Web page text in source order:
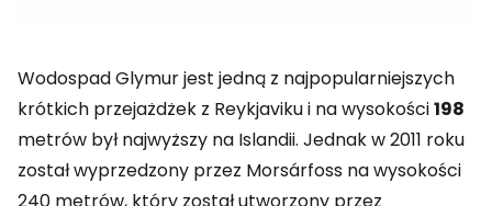
Wodospad Glymur jest jedną z najpopularniejszych
krótkich przejażdżek z Reykjaviku i na wysokości198
metrów był najwyższy na Islandii. Jednak w 2011 roku
został wyprzedzony przez Morsárfoss na wysokości